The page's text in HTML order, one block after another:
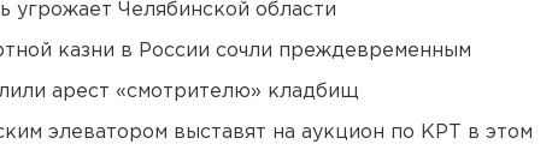
угрожает Челябинской области
казни в России сочли преждевременным
арест «смотрителю» кладбищ
элеватором выставят на аукцион по КРТ в этом